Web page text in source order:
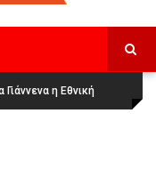
στην Womenη Εθνική